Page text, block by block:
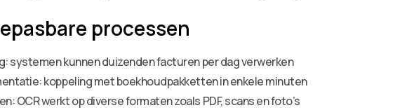
processen
systemen kunnen duizenden facturen per dag verwerken
koppeling met boekhoudpakketten in enkele minuten
OCR werkt op diverse formaten zoals PDF, scans en foto’s